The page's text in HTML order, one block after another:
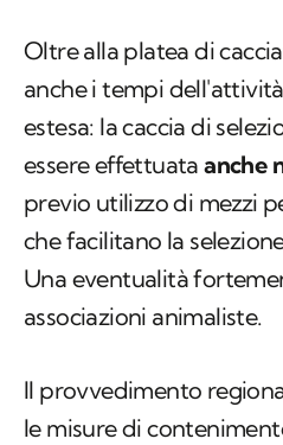
Oltre alla platea di
anche i tempi
estesa: la caccia di
essere effettuataanche
previo utilizzo di mezzi
che facilitano la
Una eventualità
associazioni animaliste.
Il provvedimento
le misure di